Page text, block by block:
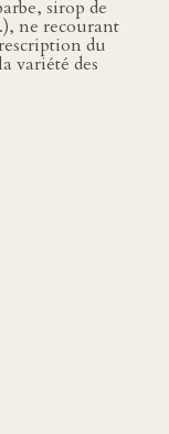
sirop de
ne recourant
du
variété des